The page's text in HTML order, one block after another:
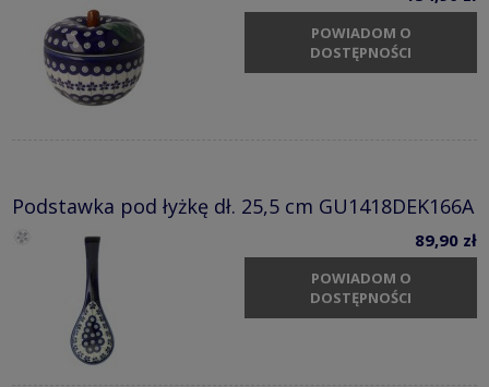
POWIADOM O
DOSTĘPNOŚCI
Podstawka pod łyżkę dł. 25,5 cm GU1418DEK166A
89,90 zł
POWIADOM O
DOSTĘPNOŚCI